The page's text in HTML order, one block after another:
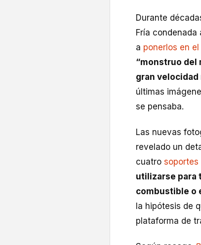
Durante
Fría
a ponerlos en
“monstruo del
gran
últimas
se pensaba.
Las nuevas
revelado un
cuatro soportes
utilizarse para
combustible o
la hipótesis de
plataforma de